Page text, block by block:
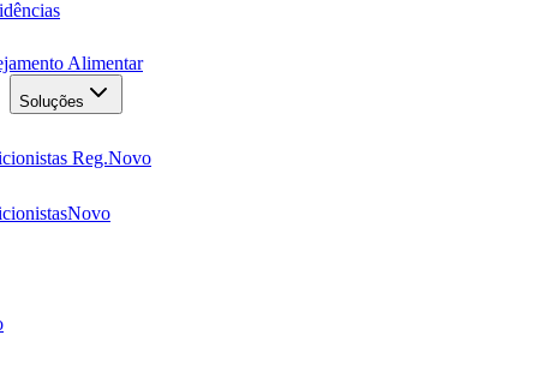
Alimentar
Soluções
Reg.Novo
Novo